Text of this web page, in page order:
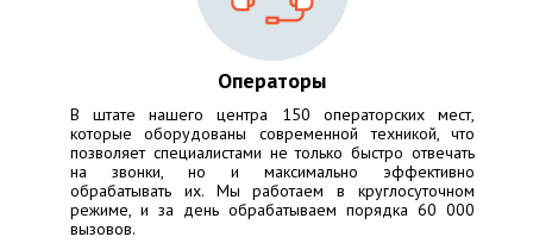
Операторы
В штате нашего центра 150 операторских мест,
которые оборудованы современной техникой, что
позволяет специалистами не только быстро отвечать
на звонки, но и максимально эффективно
обрабатывать их. Мы работаем в круглосуточном
режиме, и за день обрабатываем порядка 60 000
вызовов.